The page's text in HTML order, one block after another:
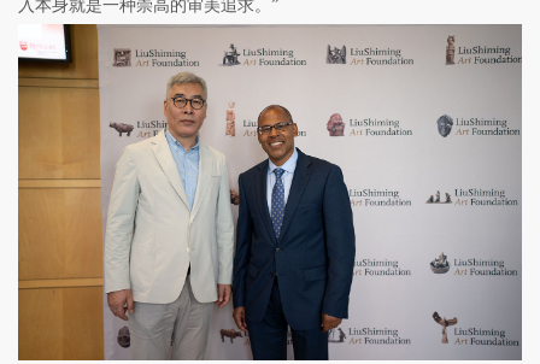
入本身就是一种崇高的审美追求。”